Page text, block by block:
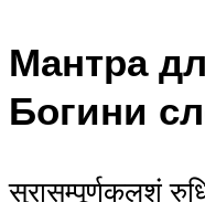
Мантра
Богини
सुरासम्पूर्णकलशं